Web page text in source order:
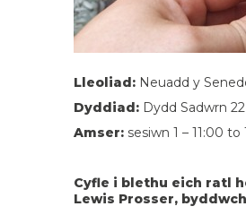
Lleoliad: Neuadd y
Dyddiad: Dydd Sadwrn
Amser: sesiwn 1 – 11:00
Cyfle i blethu eich ratl
Lewis Prosser,